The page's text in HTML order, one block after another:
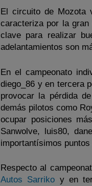
El circuito de Mozota
caracteriza por la
clave para realizar
adelantamientos son
En el campeonato
diego_86 y en tercera
provocar la pérdida
demás pilotos como
ocupar posiciones
Sanwolve, luis80,
importantísimos
Respecto al
Autos Sarriko y en